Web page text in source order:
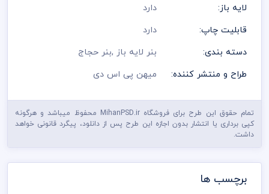
لایه باز:
دارد
قابلیت چاپ:
دارد
دسته بندی:
بنر لایه باز,بنر حجاج
طراح و منتشر کننده:
میهن پی اس دی
تمام حقوق این طرح برای فروشگاه MihanPSD.ir محفوظ میباشد و هرگونه
کپی برداری یا انتشار بدون اجازه این طرح پس از دانلود، پیگرد قانونی خواهد
داشت.
برچسب ها